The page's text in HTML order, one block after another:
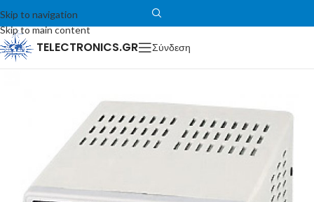
Skip to navigation
Skip to main content
TELECTRONICS.GR Σύνδεση